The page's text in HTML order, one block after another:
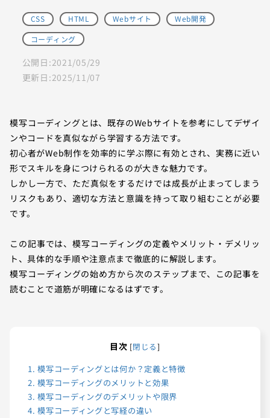
CSS HTML Webサイト
Web開発
コーディング
公開日:2021/05/29
更新日:2025/11/07
模写コーディングとは、既存のWebサイトを参考にしてデザイ
ンやコードを真似ながら学習する方法です。
初心者がWeb制作を効率的に学ぶ際に有効とされ、実務に近い
形でスキルを身につけられるのが大きな魅力です。
しかし一方で、ただ真似をするだけでは成長が止まってしまう
リスクもあり、適切な方法と意識を持って取り組むことが必要
です。
この記事では、模写コーディングの定義やメリット・デメリッ
ト、具体的な手順や注意点まで徹底的に解説します。
模写コーディングの始め方から次のステップまで、この記事を
読むことで道筋が明確になるはずです。
目次 [閉じる]
1. 模写コーディングとは何か？定義と特徴
2. 模写コーディングのメリットと効果
3. 模写コーディングのデメリットや限界
4. 模写コーディングと写経の違い